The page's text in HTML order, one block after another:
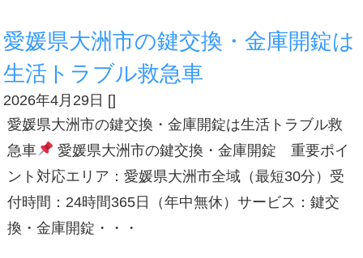
愛媛県大洲市の鍵交換・金庫開錠は
生活トラブル救急車
2026年4月29日 []
愛媛県大洲市の鍵交換・金庫開錠は生活トラブル救
急車
愛媛県大洲市の鍵交換・金庫開錠 重要ポイ
ント対応エリア：愛媛県大洲市全域（最短30分）受
付時間：24時間365日（年中無休）サービス：鍵交
換・金庫開錠・・・